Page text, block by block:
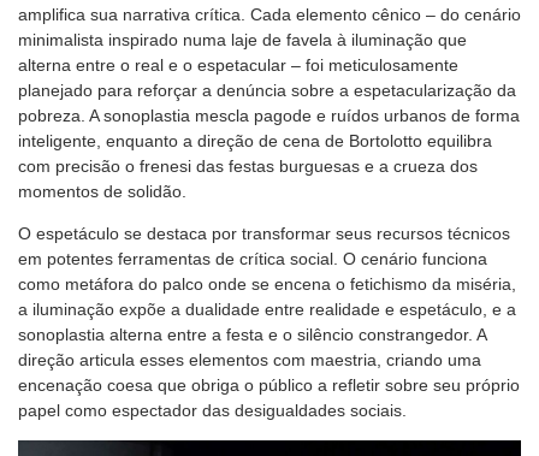
amplifica sua narrativa crítica. Cada elemento cênico – do cenário
minimalista inspirado numa laje de favela à iluminação que
alterna entre o real e o espetacular – foi meticulosamente
planejado para reforçar a denúncia sobre a espetacularização da
pobreza. A sonoplastia mescla pagode e ruídos urbanos de forma
inteligente, enquanto a direção de cena de Bortolotto equilibra
com precisão o frenesi das festas burguesas e a crueza dos
momentos de solidão.
O espetáculo se destaca por transformar seus recursos técnicos
em potentes ferramentas de crítica social. O cenário funciona
como metáfora do palco onde se encena o fetichismo da miséria,
a iluminação expõe a dualidade entre realidade e espetáculo, e a
sonoplastia alterna entre a festa e o silêncio constrangedor. A
direção articula esses elementos com maestria, criando uma
encenação coesa que obriga o público a refletir sobre seu próprio
papel como espectador das desigualdades sociais.